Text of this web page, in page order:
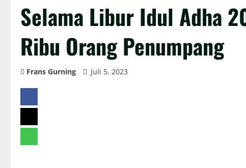
Selama Libur Idul Adha
Ribu Orang Penumpang
Frans Gurning Juli 5, 2023